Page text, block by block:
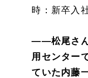
時：新卒入
――松尾さん
用センター
ていた内藤